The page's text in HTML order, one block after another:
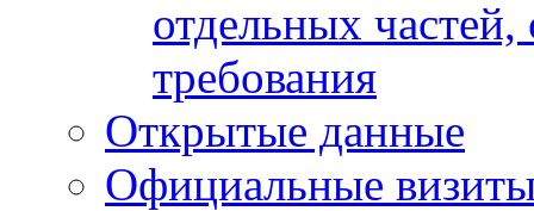
отдельных
требования
Открытые данные
Официальные